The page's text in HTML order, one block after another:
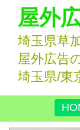
屋外
埼玉県草
屋外広告
埼玉県/東